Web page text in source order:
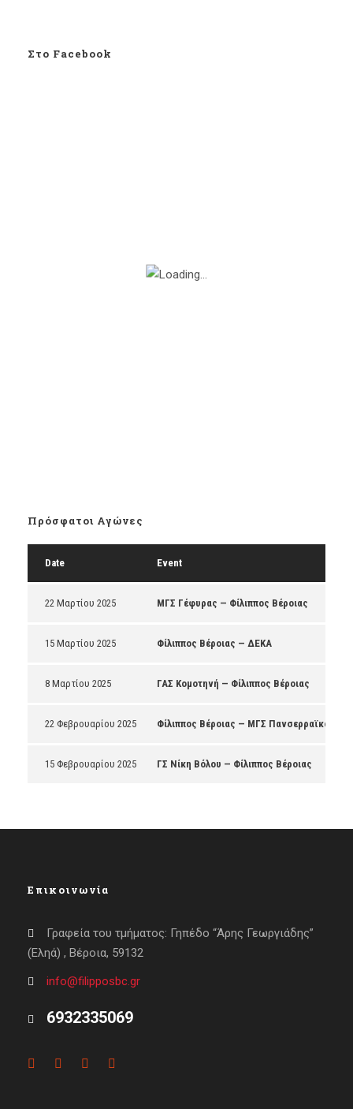
Στο Facebook
Πρόσφατοι Αγώνες
Date Event
22 Μαρτίου 2025 ΜΓΣ Γέφυρας — Φίλιππος Βέροιας
15 Μαρτίου 2025 Φίλιππος Βέροιας — ΔΕΚΑ
8 Μαρτίου 2025 ΓΑΣ Κομοτηνή — Φίλιππος Βέροιας
22 Φεβρουαρίου 2025 Φίλιππος Βέροιας — ΜΓΣ Πανσερραϊκός
15 Φεβρουαρίου 2025 ΓΣ Νίκη Βόλου — Φίλιππος Βέροιας
Επικοινωνία
Γραφεία του τμήματος: Γηπέδο “Άρης Γεωργιάδης”
(Εληά) , Βέροια, 59132
info@filipposbc.gr
6932335069